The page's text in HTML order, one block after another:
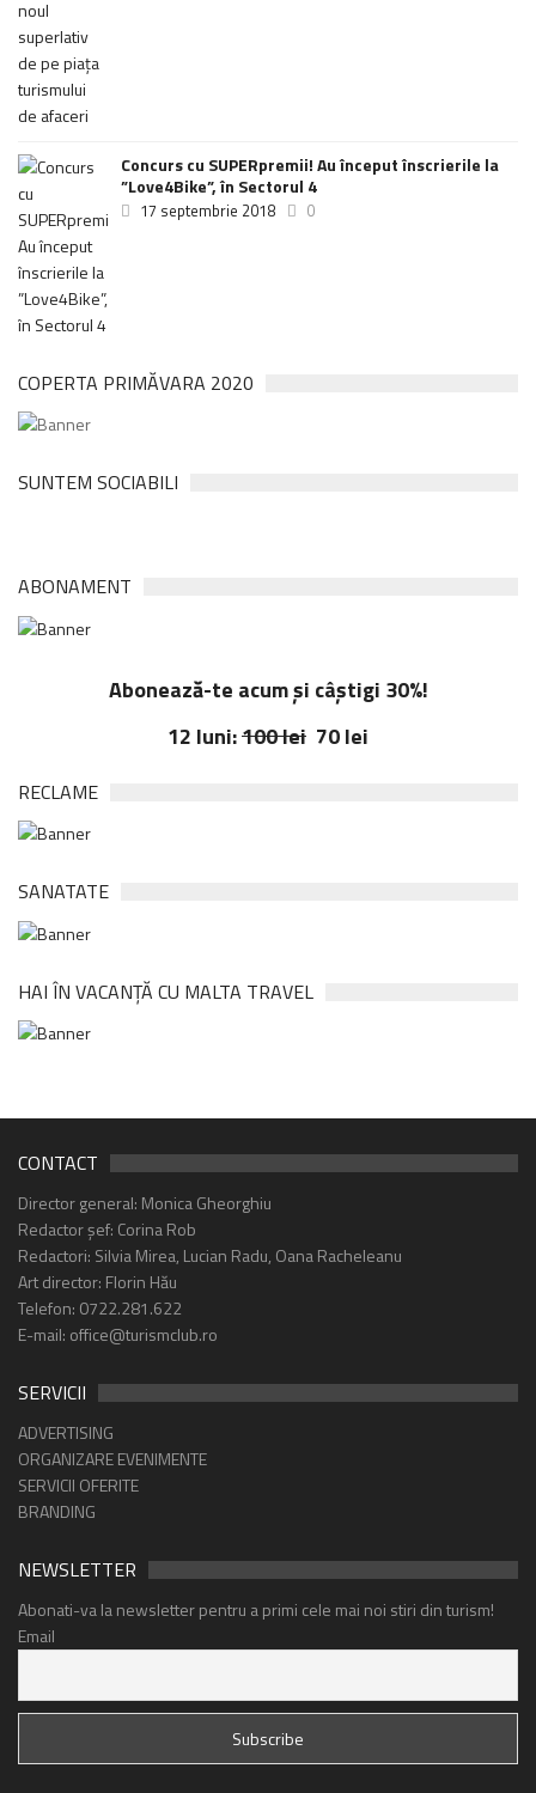
Concurs cu SUPERpremii! Au început înscrierile la
”Love4Bike”, în Sectorul 4
17 septembrie 2018 0
COPERTA PRIMĂVARA 2020
SUNTEM SOCIABILI
ABONAMENT
Abonează-te acum și câștigi 30%!
12 luni:100 lei 70 lei
RECLAME
SANATATE
HAI ÎN VACANȚĂ CU MALTA TRAVEL
CONTACT
Director general: Monica Gheorghiu
Redactor șef: Corina Rob
Redactori: Silvia Mirea, Lucian Radu, Oana Racheleanu
Art director: Florin Hău
Telefon: 0722.281.622
E-mail: office@turismclub.ro
SERVICII
ADVERTISING
ORGANIZARE EVENIMENTE
SERVICII OFERITE
BRANDING
NEWSLETTER
Abonati-va la newsletter pentru a primi cele mai noi stiri din turism!
Email